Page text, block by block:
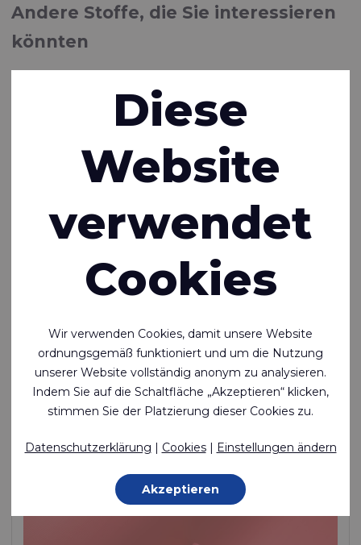
Andere Stoffe, die Sie interessieren
könnten
SLX™ 70
Nylon mit geringer Reibung, einseitiger transparenter
Silikonbeschichtung und einseitiger PU-Beschichtung
Auf Bestellung gefertigt
Diese
Website
verwendet
Cookies
Wir verwenden Cookies, damit unsere Website
ordnungsgemäß funktioniert und um die Nutzung
unserer Website vollständig anonym zu analysieren.
Indem Sie auf die Schaltfläche „Akzeptieren“ klicken,
stimmen Sie der Platzierung dieser Cookies zu.
Datenschutzerklärung | Cookies| Einstellungen ändern
Akzeptieren